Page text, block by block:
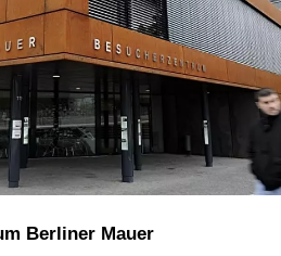
Berliner Mauer